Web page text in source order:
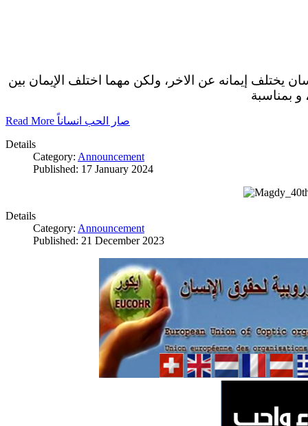
يختلف إيمانه عن الاخر، ولكن مهما اختلف الإيمان بين
و بمناسبة
Read More صار الحب انساناً
Details
Category: Announcement
Published: 17 January 2024
Details
Category: Announcement
Published: 21 December 2023